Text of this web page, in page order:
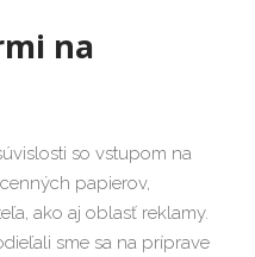
VYMÁHANIE POHĽADÁVOK
RODINNÉ PRÁVO
SPOROVÁ AGENDA
na
so vstupom na
papierov,
ako aj oblasť reklamy.
sme sa na príprave